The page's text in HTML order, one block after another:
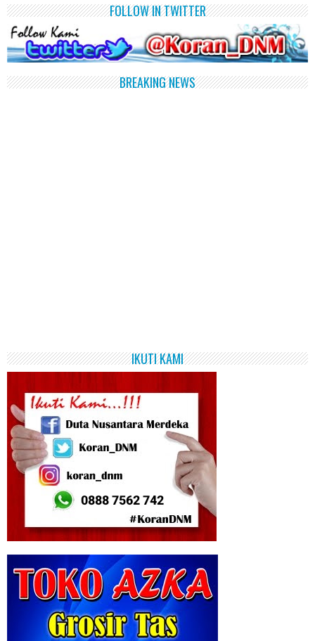
FOLLOW IN TWITTER
BREAKING NEWS
IKUTI KAMI